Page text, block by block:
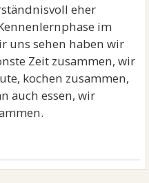
eher
im
uns sehen haben wir
Zeit zusammen, wir
kochen zusammen,
auch essen, wir